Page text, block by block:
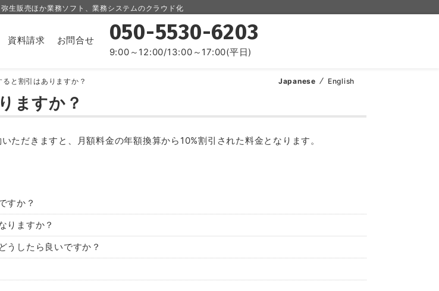
弥生販売ほか業務ソフト、業務システムのクラウド化
資料請求 お問合せ 050-5530-6203
9:00～12:00/13:00～17:00(平日)
と割引はありますか？ Japanese English
ますか？
だきますと、月額料金の年額換算から10%割引された料金となります。
すか？
りますか？
うしたら良いですか？